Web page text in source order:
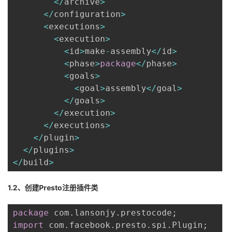
</configuration>
<executions>
<execution>
<id>make- assembly</id>
<phase>package</phase>
<goals>
<goal>assembly</goal>
</goals>
</execution>
</executions>
</plugin>
</plugins>
</build>
1.2、创建Presto注册插件类
package com . lansonjy . prestocode ;
import
com . facebook . presto . spi . Plugin ;